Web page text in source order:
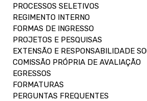
PROCESSOS SELETIVOS
REGIMENTO INTERNO
FORMAS DE INGRESSO
PROJETOS E PESQUISAS
EXTENSÃO E RESPONSABILIDADE
COMISSÃO PRÓPRIA DE AVALIAÇÃO
EGRESSOS
FORMATURAS
PERGUNTAS FREQUENTES